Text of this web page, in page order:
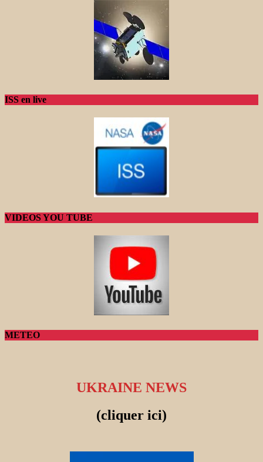
ISS en live
VIDEOS YOU TUBE
METEO
UKRAINE NEWS
(cliquer ici)